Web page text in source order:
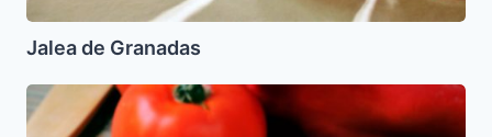
Jalea de Granadas
Alboronia